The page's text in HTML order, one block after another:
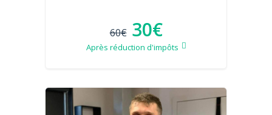
60€ 30€
Après réduction d'impôts